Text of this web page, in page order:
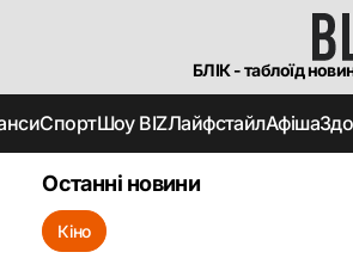
БЛІК - таблоїд
СпортШоу BIZЛайфстайлАфіша
Останні новини
Кіно